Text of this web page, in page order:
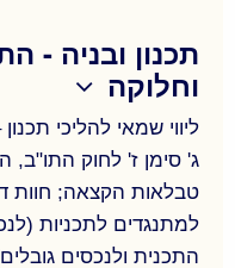
היתר- לפיצול, שינוי
הסכמה ועוד), ייצוג
חכירה לגופים ציבוריים ;
תכנון ובניה -
וחלוקה
ליווי שמאי להליכי
ג' סימן ז' לחוק התו"ב,
למתנגדים לתכניות
התכנית ולנכסים